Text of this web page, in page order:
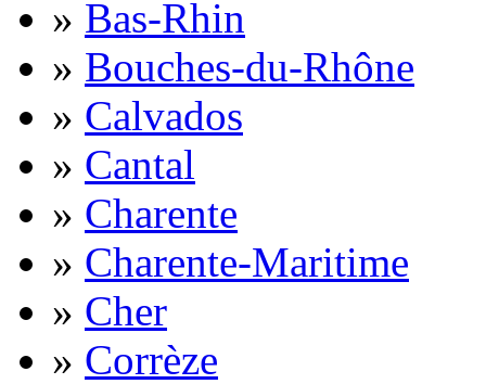
» Bas-Rhin
» Bouches-du-Rhône
» Calvados
» Cantal
» Charente
» Charente-Maritime
» Cher
» Corrèze